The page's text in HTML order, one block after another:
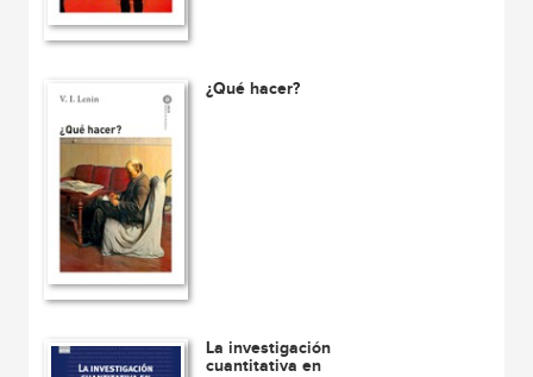
¿Qué hacer?
La investigación
cuantitativa en